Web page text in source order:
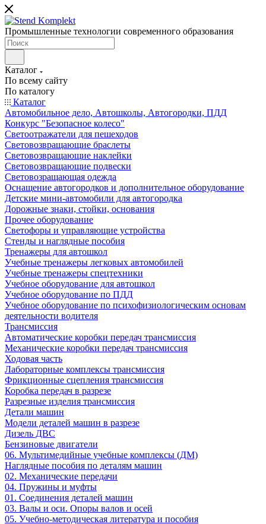
Промышленные технологии современного образования
Каталог
По всему сайту
По каталогу
Каталог
Автомобильное дело, Автошколы, Автогородки, ПДД
Конкурс "Безопасное колесо"
Светоотражатели для пешеходов
Световозвращающие браслеты
Световозвращающие наклейки
Световозвращающие подвески
Световозращающая одежда
Оснащение автогородков и дополнительное оборудование
Детские мини-автомобили для автогородка
Дорожные знаки, стойки, основания
Прочее оборудование
Светофоры и управляющие устройства
Стенды и наглядные пособия
Тренажеры для автошкол
Учебные тренажеры легковых автомобилей
Учебные тренажеры спецтехники
Учебное оборудование для автошкол
Учебное оборудование по ПДД
Учебное оборудование по психофизиологическим основам
деятельности водителя
Трансмиссия
Автоматические коробки передач трансмиссия
Механические коробки передач трансмиссия
Ходовая часть
Лабораторные комплексы трансмиссия
Фрикционные сцепления трансмиссия
Коробка передач в разрезе
Разрезные изделия трансмиссия
Детали машин
Модели деталей машин в разрезе
Дизель ДВС
Бензиновые двигатели
06. Мультимедийные учебные комплексы (ДМ)
Наглядные пособия по деталям машин
02. Механические передачи
04. Пружины и муфты
01. Соединения деталей машин
03. Валы и оси. Опоры валов и осей
05. Учебно-методическая литература и пособия